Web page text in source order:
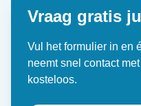
Vraag gratis
Vul het formulier in en
neemt snel contact
kosteloos.